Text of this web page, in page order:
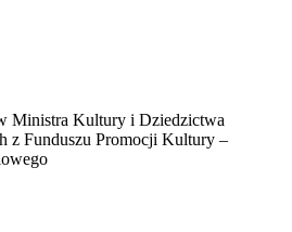
Ministra Kultury i Dziedzictwa
z Funduszu Promocji Kultury –